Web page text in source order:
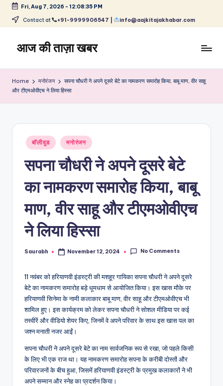
Skip
content
Fri, Aug 7, 2026 - 12:08:35 PM
Contact at +91-9999906547 | info@aajkitajakhabar.com
आज की ताज़ा खबर
ताज़ा
खेल,
और
Home मनोरंजन
सपना चौधरी ने अपने दूसरे बेटे का नामकरण समारोह किया, बाबू माण, वीर साहू
और टीएमओवीएच ने लिया हिस्सा
Posted
in
बॉलीवुड मनोरंजन
सपना चौधरी ने अपने दूसरे बेटे
का नामकरण समारोह किया, बाबू
माण, वीर साहू और टीएमओवीएच
ने लिया हिस्सा
Posted
Saurabh November 12, 2024 No Comments
11 नवंबर को हरियाणवी इंडस्ट्री की मशहूर गायिका सपना चौधरी ने अपने दूसरे
बेटे का नामकरण समारोह बड़े धूमधाम से आयोजित किया। इस खास मौके पर
हरियाणवी सिनेमा के नामी कलाकार बाबू माण, वीर साहू और टीएमओवीएच भी
शामिल हुए। इस कार्यक्रम को लेकर सपना चौधरी ने सोशल मीडिया पर कई
तस्वीरें और वीडियो शेयर किए, जिनमें वे अपने परिवार के साथ इस खास पल का
जश्न मनाती नजर आईं।
सपना चौधरी ने अपने दूसरे बेटे का नाम सार्वजनिक रूप से रखा, जो पहले किसी
के लिए भी एक राज था। यह नामकरण समारोह सपना के करीबी दोस्तों और
परिवारजनों के बीच हुआ, जिसमें हरियाणवी इंडस्ट्री के प्रमुख कलाकारों ने भी
अपने सम्मान और स्नेह का प्रदर्शन किया।